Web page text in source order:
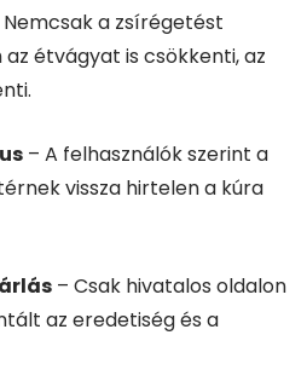
Nemcsak a zsírégetést
étvágyat is csökkenti, az
– A felhasználók szerint a
vissza hirtelen a kúra
– Csak hivatalos oldalon
az eredetiség és a